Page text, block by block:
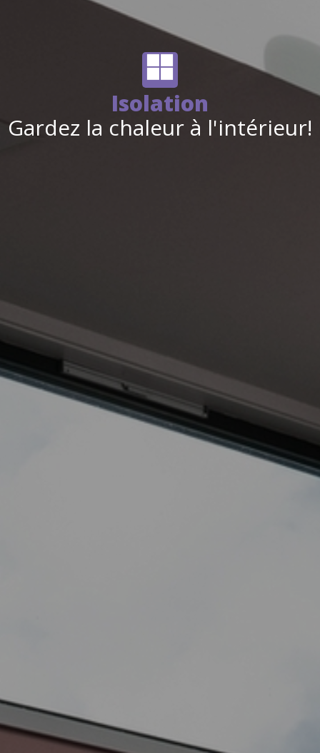
Isolation
Gardez la chaleur à l'intérieur!